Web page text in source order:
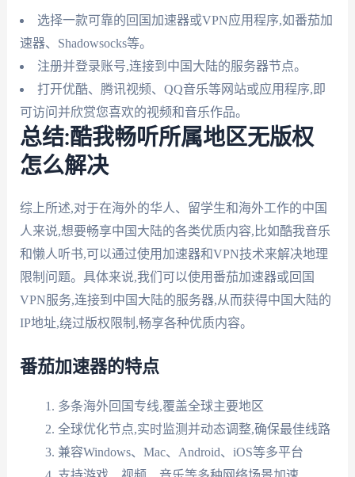
选择一款可靠的回国加速器或VPN应用程序,如番茄加
速器、Shadowsocks等。
注册并登录账号,连接到中国大陆的服务器节点。
打开优酷、腾讯视频、QQ音乐等网站或应用程序,即
可访问并欣赏您喜欢的视频和音乐作品。
总结:酷我畅听所属地区无版权
怎么解决
综上所述,对于在海外的华人、留学生和海外工作的中国
人来说,想要畅享中国大陆的各类优质内容,比如酷我音乐
和懒人听书,可以通过使用加速器和VPN技术来解决地理
限制问题。具体来说,我们可以使用番茄加速器或回国
VPN服务,连接到中国大陆的服务器,从而获得中国大陆的
IP地址,绕过版权限制,畅享各种优质内容。
番茄加速器的特点
多条海外回国专线,覆盖全球主要地区
全球优化节点,实时监测并动态调整,确保最佳线路
兼容Windows、Mac、Android、iOS等多平台